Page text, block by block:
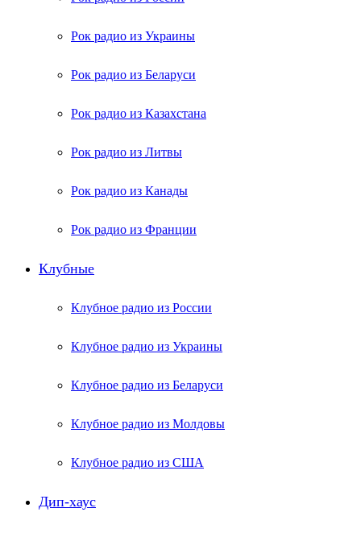
Рок радио из Украины
Рок радио из Беларуси
Рок радио из Казахстана
Рок радио из Литвы
Рок радио из Канады
Рок радио из Франции
Клубные
Клубное радио из России
Клубное радио из Украины
Клубное радио из Беларуси
Клубное радио из Молдовы
Клубное радио из США
Дип-хаус